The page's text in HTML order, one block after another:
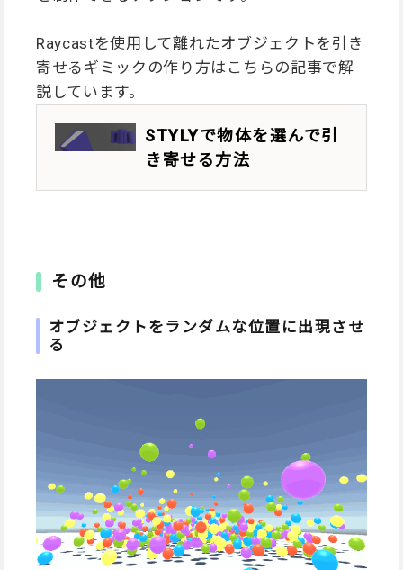
Raycastを使用して離れたオブジェクトを引き
寄せるギミックの作り方はこちらの記事で解
説しています。
STYLYで物体を選んで引
き寄せる方法
その他
オブジェクトをランダムな位置に出現させ
る